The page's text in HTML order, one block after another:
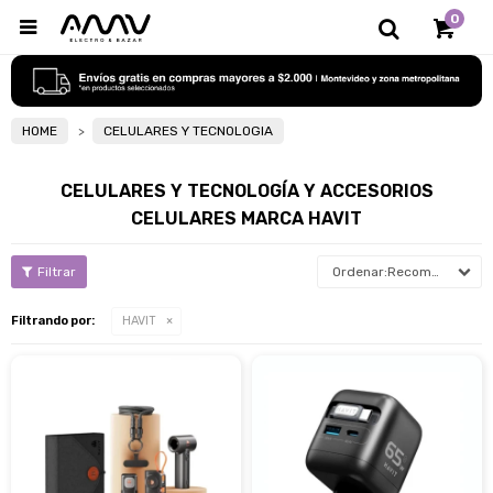
0

HOME CELULARES Y TECNOLOGIA
CELULARES Y TECNOLOGÍA Y ACCESORIOS
CELULARES MARCA HAVIT
Recomendados
Filtrando por: HAVIT